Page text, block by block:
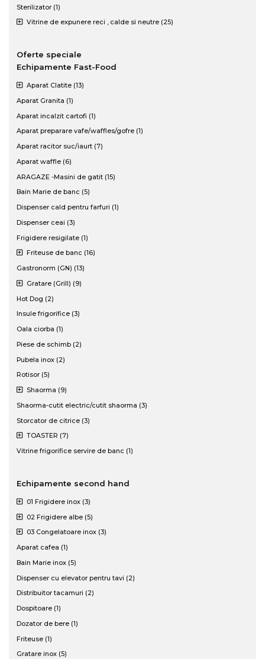
Sterilizator (1)
Vitrine de expunere reci , calde si neutre (25)
Oferte speciale
Echipamente Fast-Food
Aparat Clatite (13)
Aparat Granita (1)
Aparat incalzit cartofi (1)
Aparat preparare vafe/waffles/gofre (1)
Aparat racitor suc/iaurt (7)
Aparat waffle (6)
ARAGAZE -Masini de gatit (15)
Bain Marie de banc (5)
Dispenser cald pentru farfuri (1)
Dispenser ceai (3)
Frigidere resigilate (1)
Friteuse de banc (16)
Gastronorm (GN) (13)
Gratare (Grill) (9)
Hot Dog (2)
Insule frigorifice (3)
Oala ciorba (1)
Piese de schimb (2)
Pubela inox (2)
Rotisor (5)
Shaorma (9)
Shaorma-cutit electric/cutit shaorma (3)
Storcator de citrice (3)
TOASTER (7)
Vitrine frigorifice servire de banc (1)
Echipamente second hand
01 Frigidere inox (3)
02 Frigidere albe (5)
03 Congelatoare inox (3)
Aparat cafea (1)
Bain Marie inox (5)
Dispenser cu elevator pentru tavi (2)
Distribuitor tacamuri (2)
Dospitoare (1)
Dozator de bere (1)
Friteuse (1)
Gratare inox (5)